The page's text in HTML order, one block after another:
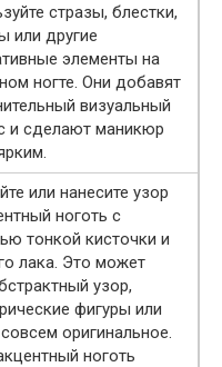
стразы, блестки,
или другие
элементы на
ногте. Они добавят
визуальный
и сделают маникюр
или нанесите узор
ноготь с
тонкой кисточки и
лака. Это может
узор,
фигуры или
оригинальное.
ноготь